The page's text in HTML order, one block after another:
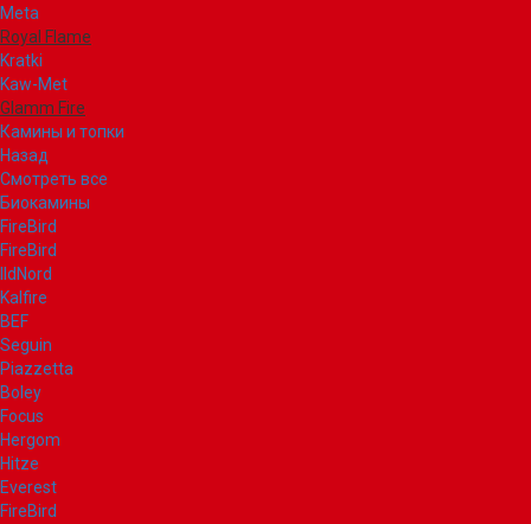
Meta
Royal Flame
Kratki
Kaw-Met
Glamm Fire
Камины и топки
Назад
Смотреть все
Биокамины
FireBird
FireBird
IldNord
Kalfire
BEF
Seguin
Piazzetta
Boley
Focus
Hergom
Hitze
Everest
FireBird